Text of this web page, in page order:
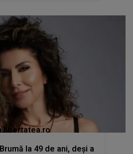
la 49 de ani, deși a